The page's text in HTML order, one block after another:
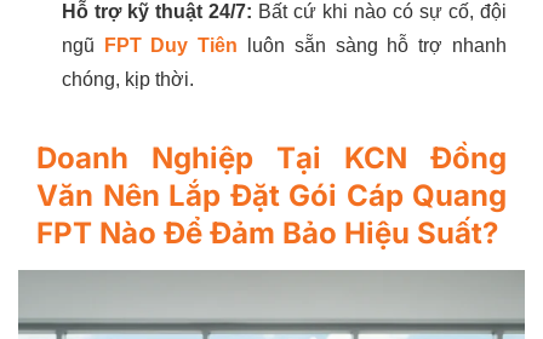
Hỗ trợ kỹ thuật 24/7: Bất cứ khi nào có sự cố, đội
ngũ
FPT Duy Tiên luôn sẵn sàng hỗ trợ nhanh
chóng, kịp thời.
Doanh Nghiệp Tại KCN Đồng
Văn Nên Lắp Đặt Gói Cáp Quang
FPT Nào Để Đảm Bảo Hiệu Suất?